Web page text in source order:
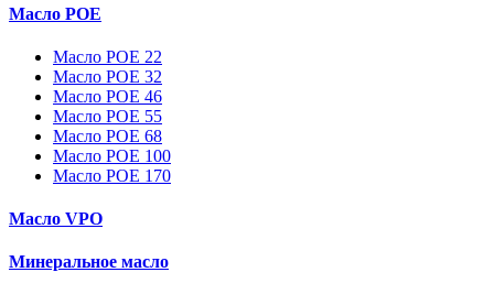
Масло POE
Масло POE 22
Масло POE 32
Масло POE 46
Масло POE 55
Масло POE 68
Масло POE 100
Масло POE 170
Масло VPO
Минеральное масло